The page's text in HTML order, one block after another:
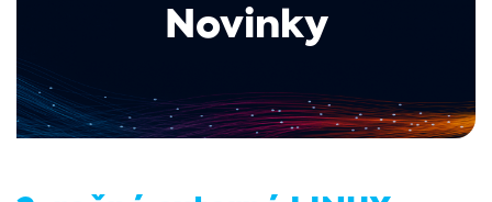
Novinky